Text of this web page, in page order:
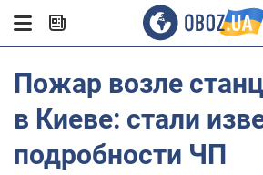
Пожар возле
в Киеве: стали
подробности ЧП